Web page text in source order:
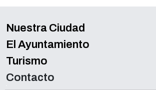
Nuestra Ciudad
El Ayuntamiento
Turismo
Contacto